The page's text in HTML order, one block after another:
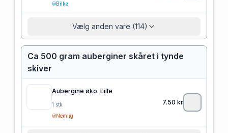
Bilka
Vælg anden vare (114)
Ca 500 gram auberginer skåret i tynde
skiver
Aubergine øko. Lille
1 stk
Nemlig
7.50 kr